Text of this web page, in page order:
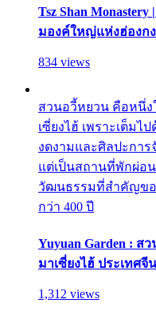
Tsz Shan
มองค์ใหญ่แห่งฮ่องกง
834 views
สวนอวี้หยวน คือหนึ่
เซี่ยงไฮ้ เพราะเต็ม
งดงามและศิลปะกา
แต่เป็นสถานที่พักผ่อ
วัฒนธรรมที่สำคัญขอ
กว่า 400 ปี
Yuyuan Garden : ส
มาเซี่ยงไฮ้ ประเทศจีน
1,312 views